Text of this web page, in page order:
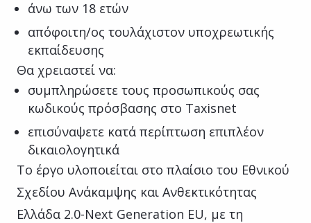
άνω των 18 ετών
απόφοιτη/ος τουλάχιστον υποχρεωτικής
εκπαίδευσης
Θα χρειαστεί να:
συμπληρώσετε τους προσωπικούς σας
κωδικούς πρόσβασης στο Taxisnet
επισύναψετε κατά περίπτωση επιπλέον
δικαιολογητικά
Το έργο υλοποιείται στο πλαίσιο του Εθνικού
Σχεδίου Ανάκαμψης και Ανθεκτικότητας
Ελλάδα 2.0-Next Generation EU, με τη